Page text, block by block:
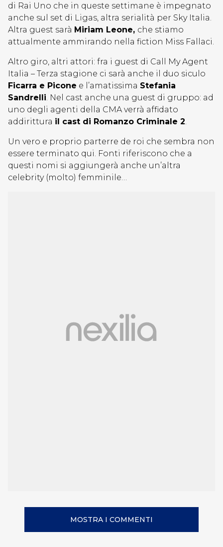
di Rai Uno che in queste settimane è impegnato
anche sul set di Ligas, altra serialità per Sky Italia.
Altra guest sarà Miriam Leone, che stiamo
attualmente ammirando nella fiction Miss Fallaci.
Altro giro, altri attori: fra i guest di Call My Agent
Italia – Terza stagione ci sarà anche il duo siculo
Ficarra e Picone e l’amatissima Stefania
Sandrelli. Nel cast anche una guest di gruppo: ad
uno degli agenti della CMA verrà affidato
addirittura il cast di Romanzo Criminale 2.
Un vero e proprio parterre de roi che sembra non
essere terminato qui. Fonti riferiscono che a
questi nomi si aggiungerà anche un’altra
celebrity (molto) femminile…
MOSTRA I COMMENTI